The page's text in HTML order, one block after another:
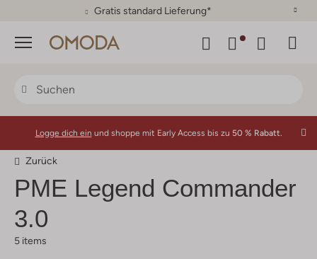
Gratis standard Lieferung*
Menü
Logge dich ein und shoppe mit Early Access bis zu 50 % Rabatt.
Zurück
PME Legend Commander
3.0
5 items